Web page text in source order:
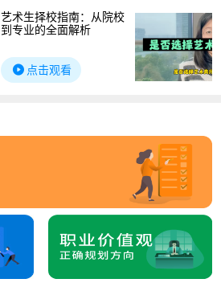
艺术生择校指南：从院校
到专业的全面解析
点击观看